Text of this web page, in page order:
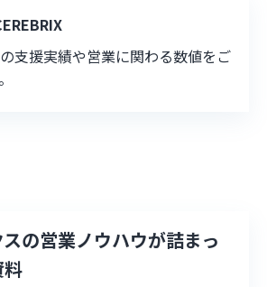
支援実績や営業に関わる数値をご
の営業ノウハウが詰まっ